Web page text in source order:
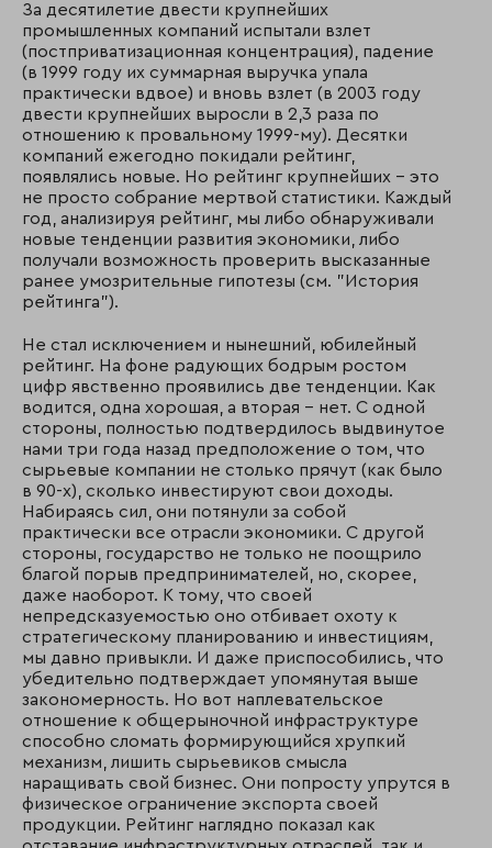
За десятилетие двести крупнейших
промышленных компаний испытали взлет
(постприватизационная концентрация), падение
(в 1999 году их суммарная выручка упала
практически вдвое) и вновь взлет (в 2003 году
двести крупнейших выросли в 2,3 раза по
отношению к провальному 1999-му). Десятки
компаний ежегодно покидали рейтинг,
появлялись новые. Но рейтинг крупнейших - это
не просто собрание мертвой статистики. Каждый
год, анализируя рейтинг, мы либо обнаруживали
новые тенденции развития экономики, либо
получали возможность проверить высказанные
ранее умозрительные гипотезы (см. "История
рейтинга").
Не стал исключением и нынешний, юбилейный
рейтинг. На фоне радующих бодрым ростом
цифр явственно проявились две тенденции. Как
водится, одна хорошая, а вторая - нет. С одной
стороны, полностью подтвердилось выдвинутое
нами три года назад предположение о том, что
сырьевые компании не столько прячут (как было
в 90-х), сколько инвестируют свои доходы.
Набираясь сил, они потянули за собой
практически все отрасли экономики. С другой
стороны, государство не только не поощрило
благой порыв предпринимателей, но, скорее,
даже наоборот. К тому, что своей
непредсказуемостью оно отбивает охоту к
стратегическому планированию и инвестициям,
мы давно привыкли. И даже приспособились, что
убедительно подтверждает упомянутая выше
закономерность. Но вот наплевательское
отношение к общерыночной инфраструктуре
способно сломать формирующийся хрупкий
механизм, лишить сырьевиков смысла
наращивать свой бизнес. Они попросту упрутся в
физическое ограничение экспорта своей
продукции. Рейтинг наглядно показал как